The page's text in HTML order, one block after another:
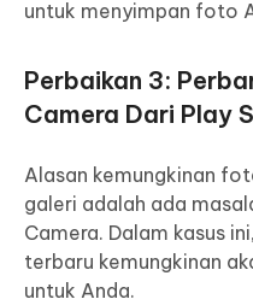
untuk menyimpan foto
Perbaikan 3:
Camera Dari Play
Alasan kemungkinan
galeri adalah ada
Camera. Dalam kasus
terbaru kemungkinan
untuk Anda.